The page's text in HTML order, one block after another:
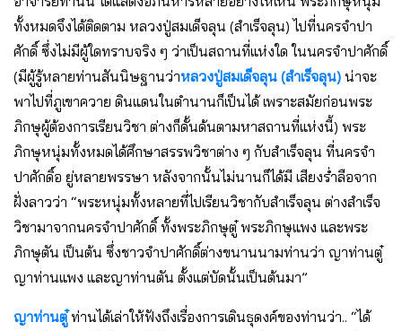
ทั้งหมดจึงได้ติดตาม หลวงปู่สมเด็จลุน (สําเร็จลุน) ไปที่นครจําปา
ศักดิ์ ซึ่งไม่มีผู้ใดทราบจริง ๆ ว่าเป็นสถานที่แห่งใด ในนครจําปาศักดิ์
(มีผู้รู้หลายท่านสันนิษฐานว่าหลวงปู่สมเด็จลุน (สําเร็จลุน) น่าจะ
พาไปที่ภูเขาควาย ดินแดนในตํานานก็เป็นได้ เพราะสมัยก่อนพระ
ภิกษุผู้ต้องการเรียนวิชา ต่างก็ดั้นด้นตามหาสถานที่แห่งนี้) พระ
ภิกษุหนุ่มทั้งหมดได้ศึกษาสรรพวิชาต่าง ๆ กับสําเร็จลุน ที่นครจํา
ปาศักดิ์อ ยู่หลายพรรษา หลังจากนั้นไม่นานก็ได้มี เสียงร่่ำลือจาก
ฝั่งลาวว่า “พระหนุ่มทั้งหลายที่ไปเรียนวิชากับสําเร็จลุน ต่างสําเร็จ
วิชามาจากนครจําปาศักดิ์ ทั้งพระภิกษุตู๋ พระภิกษุแพง และพระ
ภิกษุตัน เป็นต้น ซึ่งชาวจําปาศักดิ์ต่างขนานนามท่านว่า ญาท่านตู๋
ญาท่านแพง และญาท่านตัน ตั้งแต่บัดนั้นเป็นต้นมา”
ญาท่านตู๋ท่านได้เล่าให้ฟังถึงเรื่องการเดินธุดงค์ของท่านว่า.. “ได้